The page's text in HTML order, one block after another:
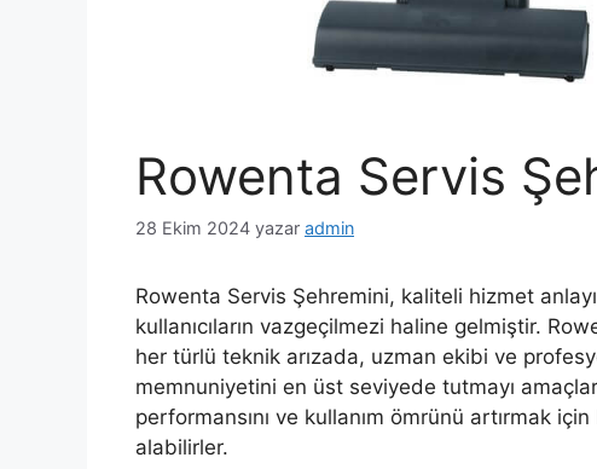
Rowenta Servis
28 Ekim 2024 yazar admin
Rowenta Servis Şehremini, kaliteli hizmet
kullanıcıların vazgeçilmezi haline gelmiştir.
her türlü teknik arızada, uzman ekibi ve
memnuniyetini en üst seviyede tutmayı
performansını ve kullanım ömrünü artırmak
alabilirler.